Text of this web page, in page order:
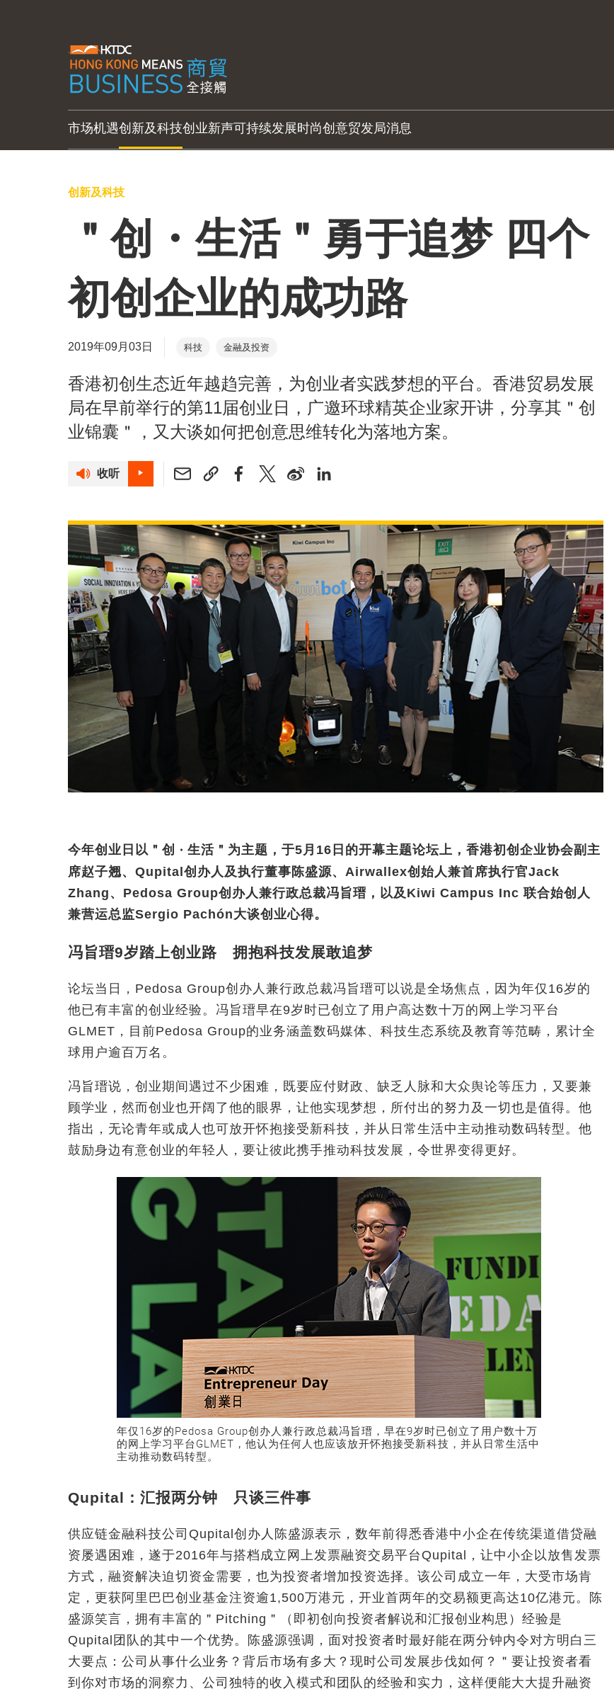
市场机遇创新及科技创业新声可持续发展时尚创意贸发局消息
创新及科技
＂创・生活＂勇于追梦 四个
初创企业的成功路
2019年09月03日 科技 金融及投资
香港初创生态近年越趋完善，为创业者实践梦想的平台。香港贸易发展
局在早前举行的第11届创业日，广邀环球精英企业家开讲，分享其＂创
业锦囊＂，又大谈如何把创意思维转化为落地方案。
收听
今年创业日以＂创 ・ 生活＂为主题，于5月16日的开幕主题论坛上，香港初创企业协会副主
席赵子翘、Qupital创办人及执行董事陈盛源、Airwallex创始人兼首席执行官Jack
Zhang、Pedosa Group创办人兼行政总裁冯旨瑨，以及Kiwi Campus Inc 联合始创人
兼营运总监Sergio Pachón大谈创业心得。
冯旨瑨9岁踏上创业路 拥抱科技发展敢追梦
论坛当日，Pedosa Group创办人兼行政总裁冯旨瑨可以说是全场焦点，因为年仅16岁的
他已有丰富的创业经验。冯旨瑨早在9岁时已创立了用户高达数十万的网上学习平台
GLMET，目前Pedosa Group的业务涵盖数码媒体、科技生态系统及教育等范畴，累计全
球用户逾百万名。
冯旨瑨说，创业期间遇过不少困难，既要应付财政、缺乏人脉和大众舆论等压力，又要兼
顾学业，然而创业也开阔了他的眼界，让他实现梦想，所付出的努力及一切也是值得。他
指出，无论青年或成人也可放开怀抱接受新科技，并从日常生活中主动推动数码转型。他
鼓励身边有意创业的年轻人，要让彼此携手推动科技发展，令世界变得更好。
年仅16岁的Pedosa Group创办人兼行政总裁冯旨瑨，早在9岁时已创立了用户数十万
的网上学习平台GLMET，他认为任何人也应该放开怀抱接受新科技，并从日常生活中
主动推动数码转型。
Qupital：汇报两分钟 只谈三件事
供应链金融科技公司Qupital创办人陈盛源表示，数年前得悉香港中小企在传统渠道借贷融
资屡遇困难，遂于2016年与搭档成立网上发票融资交易平台Qupital，让中小企以放售发票
方式，融资解决迫切资金需要，也为投资者增加投资选择。该公司成立一年，大受市场肯
定，更获阿里巴巴创业基金注资逾1,500万港元，开业首两年的交易额更高达10亿港元。陈
盛源笑言，拥有丰富的＂Pitching＂（即初创向投资者解说和汇报创业构思）经验是
Qupital团队的其中一个优势。陈盛源强调，面对投资者时最好能在两分钟内令对方明白三
大要点：公司从事什么业务？背后市场有多大？现时公司发展步伐如何？＂要让投资者看
到你对市场的洞察力、公司独特的收入模式和团队的经验和实力，这样便能大大提升融资